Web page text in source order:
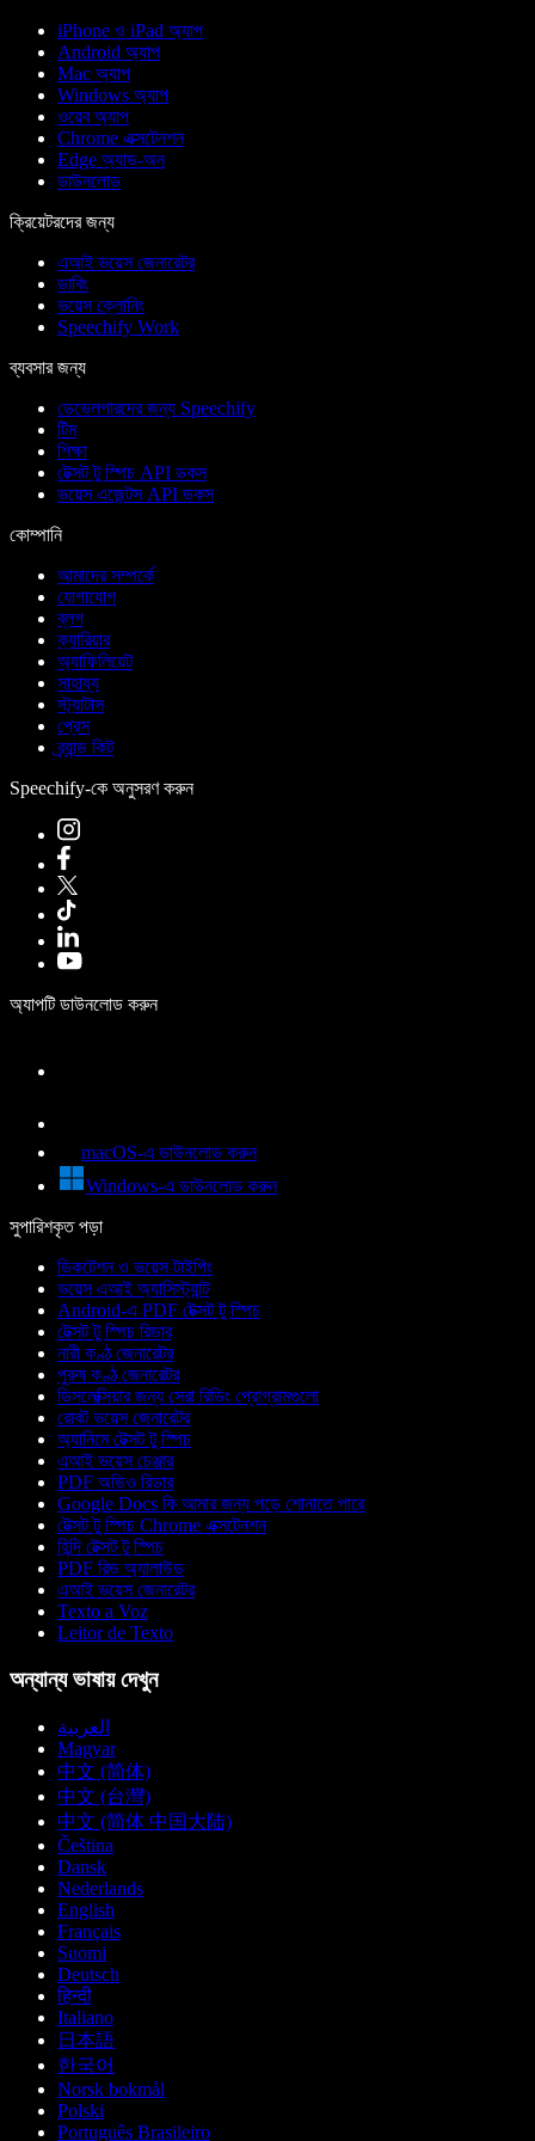
iPhone ও iPad অ্যাপ
Android অ্যাপ
Mac অ্যাপ
Windows অ্যাপ
ওয়েব অ্যাপ
Chrome এক্সটেনশন
Edge অ্যাড-অন
ডাউনলোড
ক্রিয়েটরদের জন্য
এআই ভয়েস জেনারেটর
ডাবিং
ভয়েস ক্লোনিং
Speechify Work
ব্যবসার জন্য
ডেভেলপারদের জন্য Speechify
টিম
শিক্ষা
টেক্সট টু স্পিচ API ডকস
ভয়েস এজেন্টস API ডকস
কোম্পানি
আমাদের সম্পর্কে
যোগাযোগ
ব্লগ
ক্যারিয়ার
অ্যাফিলিয়েট
সাহায্য
স্ট্যাটাস
প্রেস
ব্র্যান্ড কিট
Speechify-কে অনুসরণ করুন
অ্যাপটি ডাউনলোড করুন
macOS-এ ডাউনলোড করুন
Windows-এ ডাউনলোড করুন
সুপারিশকৃত পড়া
ডিকটেশন ও ভয়েস টাইপিং
ভয়েস এআই অ্যাসিস্ট্যান্ট
Android-এ PDF টেক্সট টু স্পিচ
টেক্সট টু স্পিচ রিডার
নারী কণ্ঠ জেনারেটর
পুরুষ কণ্ঠ জেনারেটর
ডিসলেক্সিয়ার জন্য সেরা রিডিং প্রোগ্রামগুলো
রোবট ভয়েস জেনারেটর
অ্যানিমে টেক্সট টু স্পিচ
এআই ভয়েস চেঞ্জার
PDF অডিও রিডার
Google Docs কি আমার জন্য পড়ে শোনাতে পারে
টেক্সট টু স্পিচ Chrome এক্সটেনশন
হিন্দি টেক্সট টু স্পিচ
PDF রিড অ্যালাউড
এআই ভয়েস জেনারেটর
Texto a Voz
Leitor de Texto
অন্যান্য ভাষায় দেখুন
العربية
Magyar
中文 (简体)
中文 (台灣)
中文 (简体 中国大陆)
Čeština
Dansk
Nederlands
English
Français
Suomi
Deutsch
हिन्दी
Italiano
日本語
한국어
Norsk bokmål
Polski
Português Brasileiro